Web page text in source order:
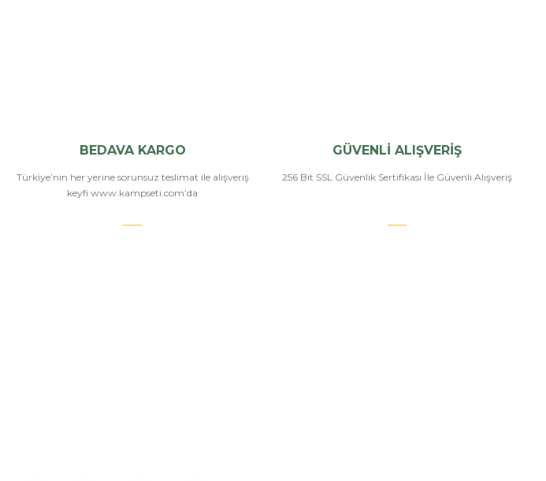
BEDAVA KARGO
Türkiye’nin her yerine sorunsuz teslimat ile alışveriş
keyfi www.kampseti.com’da
GÜVENLİ ALIŞVERİŞ
256 Bit SSL Güvenlik Sertifikası İle Güvenli Alışveriş